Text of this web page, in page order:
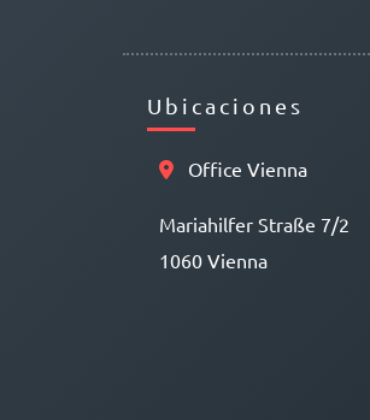
Ubicaciones
Office Vienna
Mariahilfer Straße 7/2
1060 Vienna